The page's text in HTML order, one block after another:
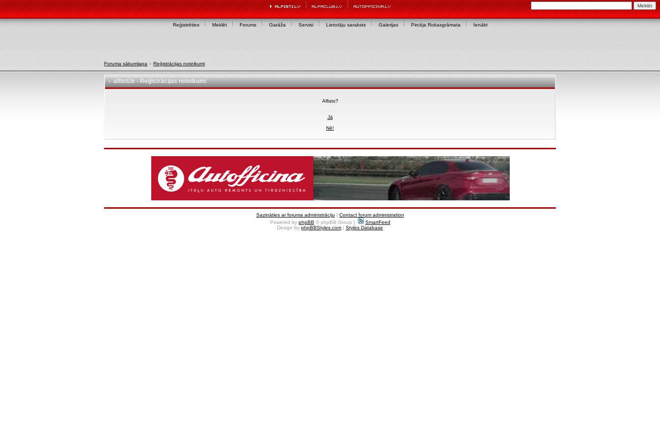
Reģistrēties Meklēt Forums Garāža Servisi Lietotāju saraksts Galerijas Pircēja Rokasgrāmata Ienākt
Foruma sākumlapa » Reģistrācijas noteikumi
alfisti.lv - Reģistrācijas noteikumi
Alfists?
Jā
Nē!
Sazināties ar foruma administrāciju | Contact forum administration
Powered by phpBB © phpBB Group |
SmartFeed
Design by phpBBStyles.com | Styles Database